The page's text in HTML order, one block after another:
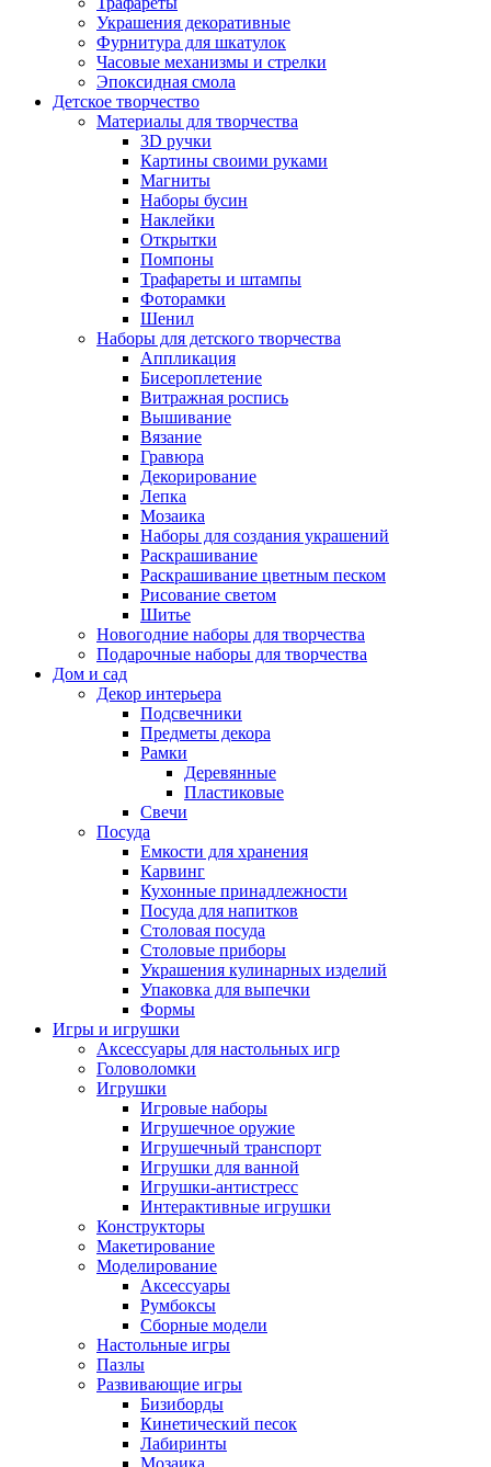
Украшения декоративные
Фурнитура для шкатулок
Часовые механизмы и стрелки
Эпоксидная смола
Детское творчество
Материалы для творчества
3D ручки
Картины своими руками
Магниты
Наборы бусин
Наклейки
Открытки
Помпоны
Трафареты и штампы
Фоторамки
Шенил
Наборы для детского творчества
Аппликация
Бисероплетение
Витражная роспись
Вышивание
Вязание
Гравюра
Декорирование
Лепка
Мозаика
Наборы для создания украшений
Раскрашивание
Раскрашивание цветным песком
Рисование светом
Шитье
Новогодние наборы для творчества
Подарочные наборы для творчества
Дом и сад
Декор интерьера
Подсвечники
Предметы декора
Рамки
Деревянные
Пластиковые
Свечи
Посуда
Емкости для хранения
Карвинг
Кухонные принадлежности
Посуда для напитков
Столовая посуда
Столовые приборы
Украшения кулинарных изделий
Упаковка для выпечки
Формы
Игры и игрушки
Аксессуары для настольных игр
Головоломки
Игрушки
Игровые наборы
Игрушечное оружие
Игрушечный транспорт
Игрушки для ванной
Игрушки-антистресс
Интерактивные игрушки
Конструкторы
Макетирование
Моделирование
Аксессуары
Румбоксы
Сборные модели
Настольные игры
Пазлы
Развивающие игры
Бизиборды
Кинетический песок
Лабиринты
Мозаика